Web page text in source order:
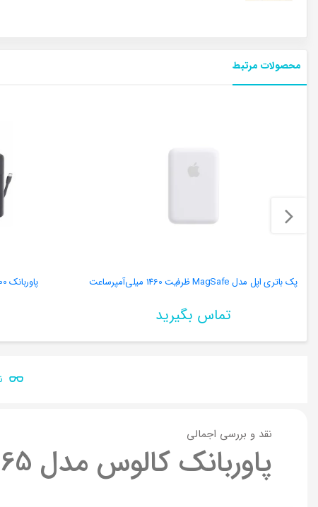
محصولات مرتبط
پک باتری اپل مدل MagSafe ظرفیت 1460 میلی‌آمپرساعت
تماس بگیرید
پاوربانک 30000 میلی آمپر ریمکس RPP-659
نقد و بررسی اجمالی
پاوربانک کالوس مدل Fast-E65 ظرفیت 65000 میلی آمپر ساعت